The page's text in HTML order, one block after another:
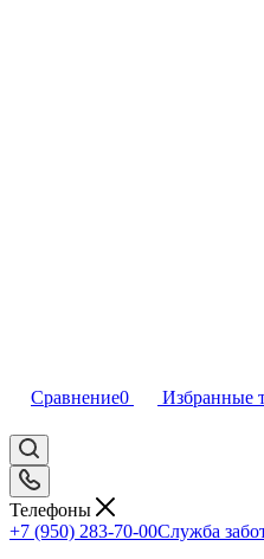
Сравнение0 Избранные
Телефоны
+7 (950) 283-70-00Служба